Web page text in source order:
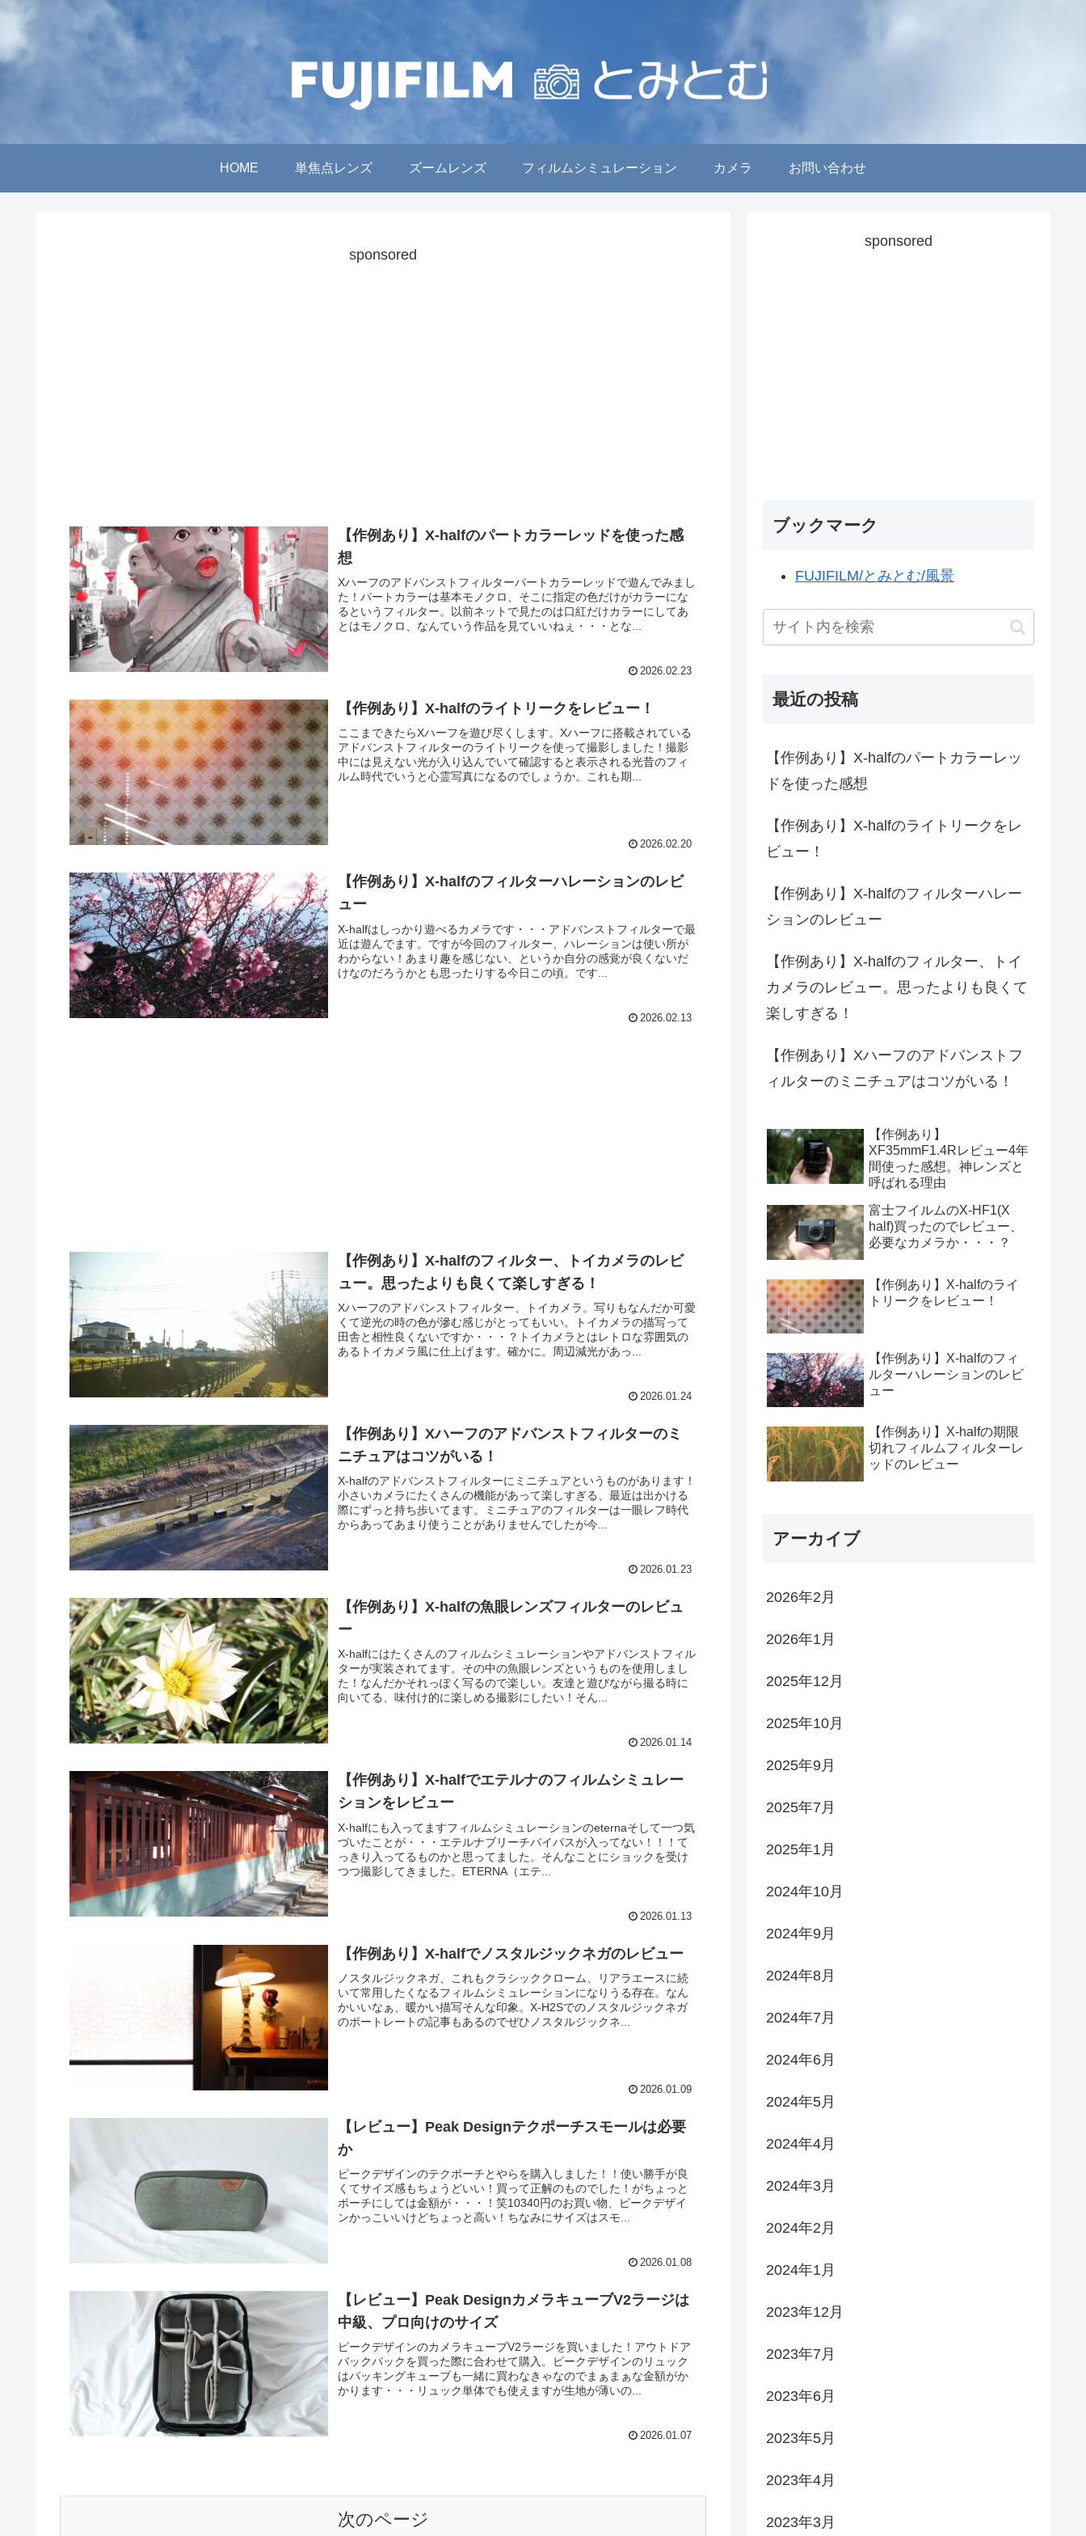
HOME 単焦点レンズ ズームレンズ フィルムシミュレーション カメラ お問い合わせ
sponsored
【作例あり】X-halfのパートカラーレッドを使った感
想
Xハーフのアドバンストフィルターパートカラーレッドで遊んでみまし
た！パートカラーは基本モノクロ、そこに指定の色だけがカラーにな
るというフィルター。以前ネットで見たのは口紅だけカラーにしてあ
とはモノクロ、なんていう作品を見ていいねぇ・・・とな...
2026.02.23
【作例あり】X-halfのライトリークをレビュー！
ここまできたらXハーフを遊び尽くします。Xハーフに搭載されている
アドバンストフィルターのライトリークを使って撮影しました！撮影
中には見えない光が入り込んでいて確認すると表示される光昔のフィ
ルム時代でいうと心霊写真になるのでしょうか。これも期...
2026.02.20
【作例あり】X-halfのフィルターハレーションのレビ
ュー
X-halfはしっかり遊べるカメラです・・・アドバンストフィルターで最
近は遊んでます。ですが今回のフィルター、ハレーションは使い所が
わからない！あまり趣を感じない、というか自分の感覚が良くないだ
けなのだろうかとも思ったりする今日この頃。です...
2026.02.13
【作例あり】X-halfのフィルター、トイカメラのレビ
ュー。思ったよりも良くて楽しすぎる！
Xハーフのアドバンストフィルター、トイカメラ。写りもなんだか可愛
くて逆光の時の色が滲む感じがとってもいい。トイカメラの描写って
田舎と相性良くないですか・・・？トイカメラとはレトロな雰囲気の
あるトイカメラ風に仕上げます。確かに。周辺減光があっ...
2026.01.24
【作例あり】Xハーフのアドバンストフィルターのミ
ニチュアはコツがいる！
X-halfのアドバンストフィルターにミニチュアというものがあります！
小さいカメラにたくさんの機能があって楽しすぎる、最近は出かける
際にずっと持ち歩いてます。ミニチュアのフィルターは一眼レフ時代
からあってあまり使うことがありませんでしたが今...
2026.01.23
【作例あり】X-halfの魚眼レンズフィルターのレビュ
ー
X-halfにはたくさんのフィルムシミュレーションやアドバンストフィル
ターが実装されてます。その中の魚眼レンズというものを使用しまし
た！なんだかそれっぽく写るので楽しい。友達と遊びながら撮る時に
向いてる、味付け的に楽しめる撮影にしたい！そん...
2026.01.14
【作例あり】X-halfでエテルナのフィルムシミュレー
ションをレビュー
X-halfにも入ってますフィルムシミュレーションのeternaそして一つ気
づいたことが・・・エテルナブリーチバイパスが入ってない！！！て
っきり入ってるものかと思ってました。そんなことにショックを受け
つつ撮影してきました。ETERNA（エテ...
2026.01.13
【作例あり】X-halfでノスタルジックネガのレビュー
ノスタルジックネガ、これもクラシッククローム、リアラエースに続
いて常用したくなるフィルムシミュレーションになりうる存在。なん
かいいなぁ、暖かい描写そんな印象。X-H2Sでのノスタルジックネガ
のポートレートの記事もあるのでぜひノスタルジックネ...
2026.01.09
【レビュー】Peak Designテクポーチスモールは必要
か
ピークデザインのテクポーチとやらを購入しました！！使い勝手が良
くてサイズ感もちょうどいい！買って正解のものでした！がちょっと
ポーチにしては金額が・・・！笑10340円のお買い物、ピークデザイ
ンかっこいいけどちょっと高い！ちなみにサイズはスモ...
2026.01.08
【レビュー】Peak DesignカメラキューブV2ラージは
中級、プロ向けのサイズ
ピークデザインのカメラキューブV2ラージを買いました！アウトドア
バックパックを買った際に合わせて購入。ピークデザインのリュック
はパッキングキューブも一緒に買わなきゃなのでまぁまぁな金額がか
かります・・・リュック単体でも使えますが生地が薄いの...
2026.01.07
次のページ
sponsored
ブックマーク
FUJIFILM/とみとむ/風景
最近の投稿
【作例あり】X-halfのパートカラーレッ
ドを使った感想
【作例あり】X-halfのライトリークをレ
ビュー！
【作例あり】X-halfのフィルターハレー
ションのレビュー
【作例あり】X-halfのフィルター、トイ
カメラのレビュー。思ったよりも良くて
楽しすぎる！
【作例あり】Xハーフのアドバンストフ
ィルターのミニチュアはコツがいる！
【作例あり】
XF35mmF1.4Rレビュー4年
間使った感想。神レンズと
呼ばれる理由
富士フイルムのX-HF1(X
half)買ったのでレビュー、
必要なカメラか・・・？
【作例あり】X-halfのライ
トリークをレビュー！
【作例あり】X-halfのフィ
ルターハレーションのレビ
ュー
【作例あり】X-halfの期限
切れフィルムフィルターレ
ッドのレビュー
アーカイブ
2026年2月
2026年1月
2025年12月
2025年10月
2025年9月
2025年7月
2025年1月
2024年10月
2024年9月
2024年8月
2024年7月
2024年6月
2024年5月
2024年4月
2024年3月
2024年2月
2024年1月
2023年12月
2023年7月
2023年6月
2023年5月
2023年4月
2023年3月